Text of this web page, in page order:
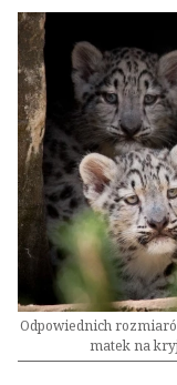
Odpowiednich
matek na